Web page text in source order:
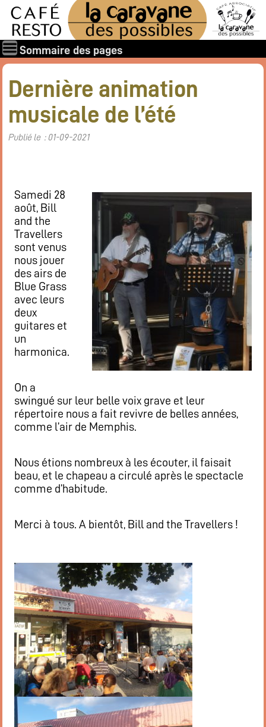
Sommaire des pages
Qui sommes-nous ?
Les associations
Rapports et documents
Les membres
Galerie des photos
Boire et manger
Horaires d’ouverture
Carte : boissons, restaurant
Restaurant
Notre cuisine
Où / Contact
Venez nous voir
Nous écrire
Participez !
Animations
Animation régulières
Prochains événements par catégories
Agenda de la semaine (nouvel onglet)
Flux RSS articles
Rapports et documents
Dernière animation
musicale de l’été
Publié le : 01-09-2021
Samedi 28
août, Bill
and the
Travellers
sont venus
nous jouer
des airs de
Blue Grass
avec leurs
deux
guitares et
un
harmonica.
On a
swingué sur leur belle voix grave et leur
répertoire nous a fait revivre de belles années,
comme l’air de Memphis.
Nous étions nombreux à les écouter, il faisait
beau, et le chapeau a circulé après le spectacle
comme d’habitude.
Merci à tous. A bientôt, Bill and the Travellers !